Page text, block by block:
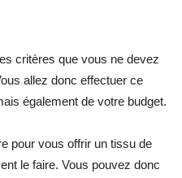
critères que vous ne devez
allez donc effectuer ce
également de votre budget.
pour vous offrir un tissu de
le faire. Vous pouvez donc